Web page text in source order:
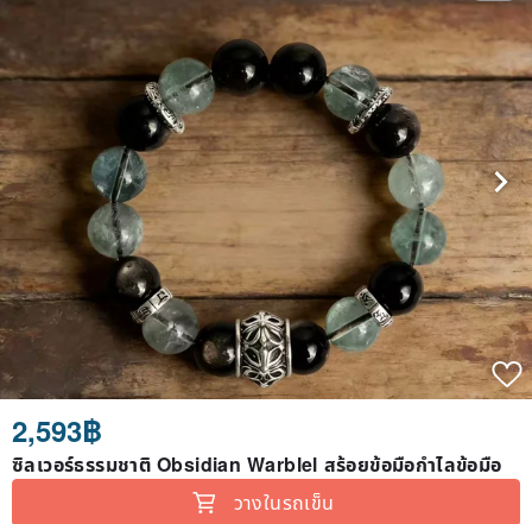
2,593฿
ซิลเวอร์ธรรมชาติ Obsidian Warblel สร้อยข้อมือกำไลข้อมือ
วางในรถเข็น